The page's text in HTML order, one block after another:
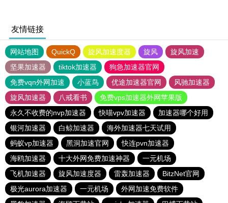
友情链接
网站地图 QuickQ 旋风加速度器 旋风
旋风加速
坚果加速器
tiktok加速器
狗急加速器官网
免费vqn外网加速
小蓝鸟 优途加速器官网
风驰加速器
旋风加速器
八戒看书
免费vps加速器外网苹果版
永久不收费的nvp加速器
快喵vpv加速器
加速器哪个好用
银河加速器
白鲸加速器
海外加速器七天试用
蚂蚁vp加速器
黑洞加速官网
快连pvn加速器
海鸥加速器
十大外网免费加速神器
一元机场
飞机加速器
旋风加速度器 雷轰加速器
BitzNet官网
极光aurora加速器
一元机场
外网加速免费软件